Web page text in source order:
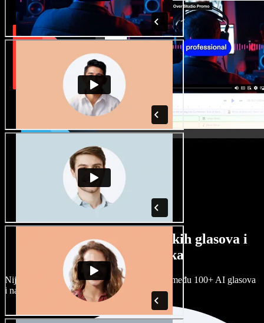
Veliki izbor muških i ženskih glasova i
raznih naglasaka
Nijedan projekt ne mora zvučati isto. Birajte među 100+ AI glasova
i naglasaka i prilagodite ih sebi.